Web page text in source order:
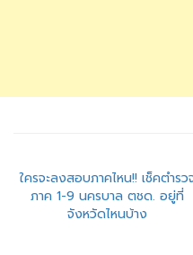
แนะแนว
เรื่อง
ใครจะลงสอบภาคไหน!! เช็คตำรว
ภาค 1-9 นครบาล ตชด. อยู่ที่
จังหวัดไหนบ้าง